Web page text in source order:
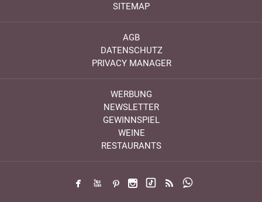
SITEMAP
AGB
DATENSCHUTZ
PRIVACY MANAGER
WERBUNG
NEWSLETTER
GEWINNSPIEL
WEINE
RESTAURANTS